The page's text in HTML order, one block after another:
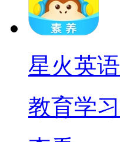
星火英语
教育学习